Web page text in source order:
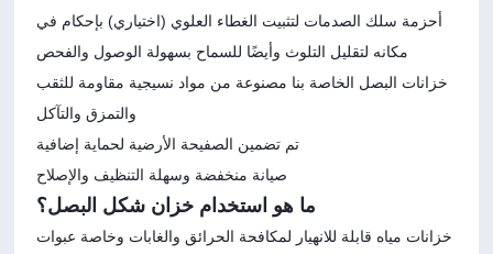
أحزمة سلك الصدمات لتثبيت الغطاء العلوي (اختياري) بإحكام في
مكانه لتقليل التلوث وأيضًا للسماح بسهولة الوصول والفحص
خزانات البصل الخاصة بنا مصنوعة من مواد نسيجية مقاومة للثقب
والتمزق والتآكل
تم تضمين الصفيحة الأرضية لحماية إضافية
صيانة منخفضة وسهلة التنظيف والإصلاح
ما هو استخدام خزان شكل البصل؟
خزانات مياه قابلة للانهيار لمكافحة الحرائق والغابات وخاصة عبوات